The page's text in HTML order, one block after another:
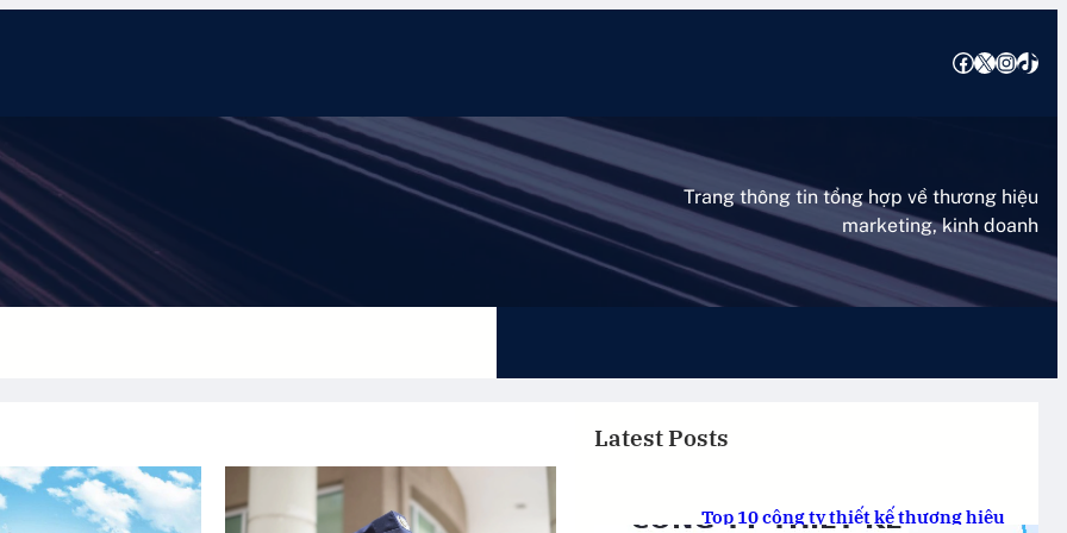
FacebookXInstagramTikTok
Trang thông tin tổng hợp về thương hiệu
marketing, kinh doanh
Latest Posts
Top 10 công ty thiết kế thương hiệu